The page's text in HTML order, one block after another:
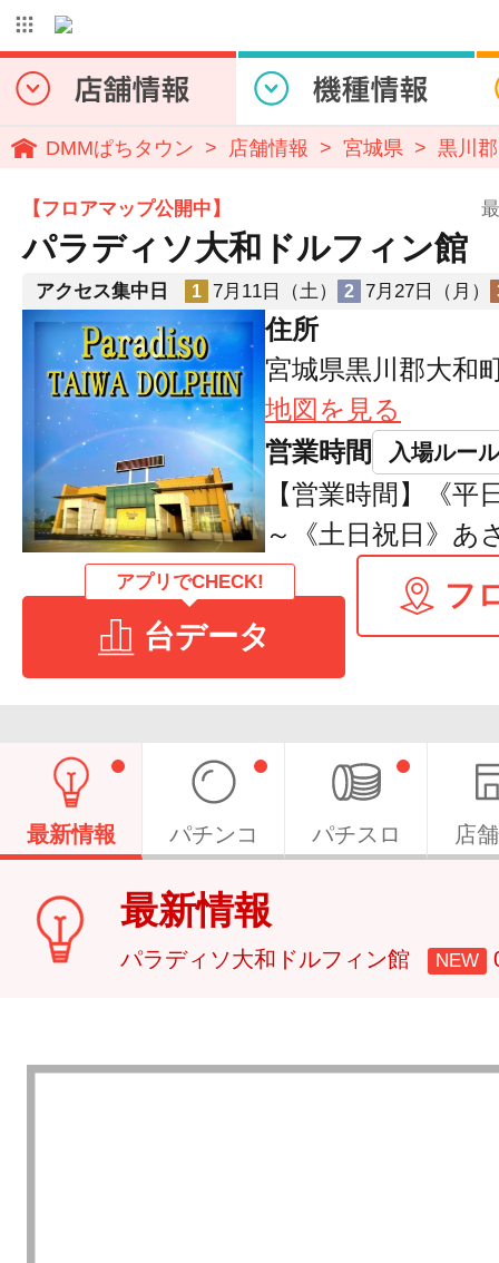
DMMぱちタウン 店舗情報 宮城県 黒川郡
【フロアマップ公開中】
パラディソ大和ドルフィン館
アクセス集中日 1 7月11日（土） 2 7月27日（月）
住所
宮城県黒川郡大和
地図を見る
営業時間
入場ルール
【営業時間】《平
～《土日祝日》あ
アプリでCHECK!
台データ
フ
最新情報 パチンコ パチスロ 店
最新情報
パラディソ大和ドルフィン館 NEW